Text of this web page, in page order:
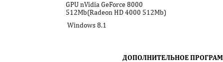
GPU nVidia GeForce 8000
512Mb(Radeon HD 4000 512Mb)
Windows 8.1
ДОПОЛНИТЕЛЬНОЕ